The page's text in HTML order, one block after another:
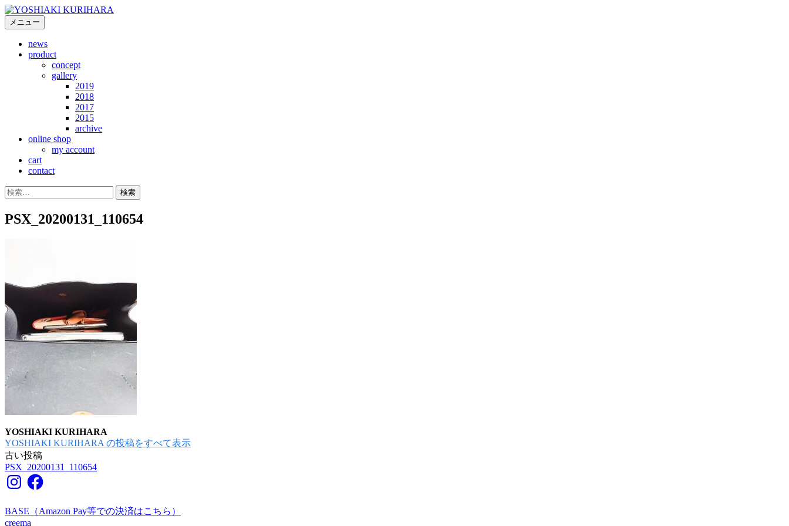
コ
ンメニュー
news
product
concept
gallery
2019
2018
2017
2015
archive
online shop
my account
cart
contact
検
PSX_20200131_110654
YOSHIAKI KURIHARA
YOSHIAKI KURIHARA の投稿をすべて表示
投
稿
ビ
古い投稿
PSX_20200131_110654
InstagramFacebook
BASE（Amazon Pay等での決済はこちら）
creema